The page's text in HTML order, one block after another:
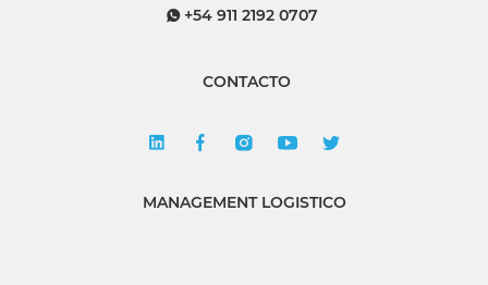
+54 911 2192 0707
CONTACTO
MANAGEMENT LOGISTICO